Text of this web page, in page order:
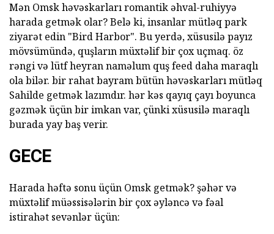
Mən Omsk həvəskarları romantik əhval-ruhiyyə
harada getmək olar? Belə ki, insanlar mütləq park
ziyarət edin "Bird Harbor". Bu yerdə, xüsusilə payız
mövsümündə, quşların müxtəlif bir çox uçmaq. öz
rəngi və lütf heyran naməlum quş feed daha maraqlı
ola bilər. bir rahat bayram bütün həvəskarları mütləq
Sahilde getmək lazımdır. hər kəs qayıq çayı boyunca
gəzmək üçün bir imkan var, çünki xüsusilə maraqlı
burada yay baş verir.
GECE
Harada həftə sonu üçün Omsk getmək? şəhər və
müxtəlif müəssisələrin bir çox əyləncə və fəal
istirahət sevənlər üçün: